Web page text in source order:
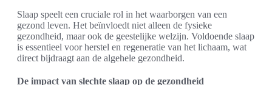
Slaap speelt een cruciale rol in het waarborgen van een
gezond leven. Het beïnvloedt niet alleen de fysieke
gezondheid, maar ook de geestelijke welzijn. Voldoende slaap
is essentieel voor herstel en regeneratie van het lichaam, wat
direct bijdraagt aan de algehele gezondheid.
De impact van slechte slaap op de gezondheid